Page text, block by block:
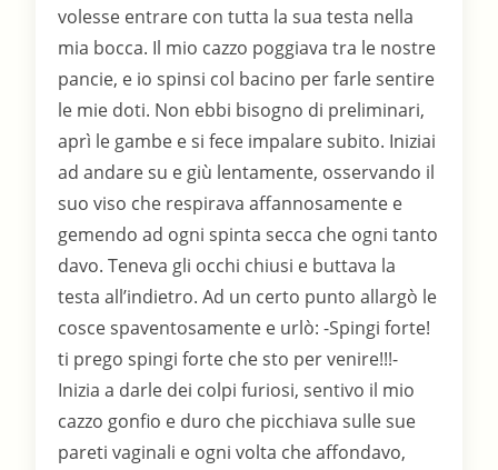
volesse entrare con tutta la sua testa nella
mia bocca. Il mio cazzo poggiava tra le nostre
pancie, e io spinsi col bacino per farle sentire
le mie doti. Non ebbi bisogno di preliminari,
aprì le gambe e si fece impalare subito. Iniziai
ad andare su e giù lentamente, osservando il
suo viso che respirava affannosamente e
gemendo ad ogni spinta secca che ogni tanto
davo. Teneva gli occhi chiusi e buttava la
testa all’indietro. Ad un certo punto allargò le
cosce spaventosamente e urlò: -Spingi forte!
ti prego spingi forte che sto per venire!!!-
Inizia a darle dei colpi furiosi, sentivo il mio
cazzo gonfio e duro che picchiava sulle sue
pareti vaginali e ogni volta che affondavo,